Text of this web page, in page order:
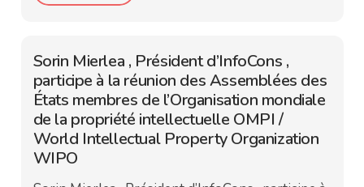
Sorin Mierlea , Président d’InfoCons ,
participe à la réunion des Assemblées des
États membres de l’Organisation mondiale
de la propriété intellectuelle OMPI /
World Intellectual Property Organization
WIPO